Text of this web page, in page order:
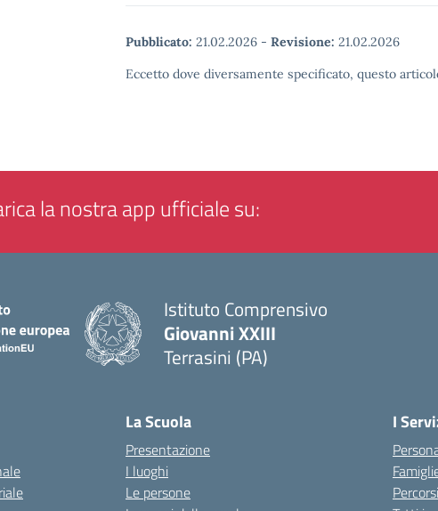
Pubblicato: 21.02.2026 - Revisione: 21.02.2026
Eccetto dove diversamente specificato, questo
la nostra app ufficiale su:
Istituto Comprensivo
Giovanni XXIII
Terrasini (PA)
La Scuola
Presentazione
I luoghi
Le persone
I